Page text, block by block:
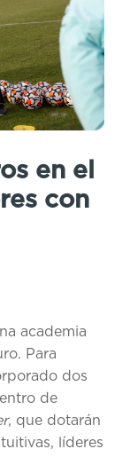
en el
con
academia
Para
dos
de
, que dotarán
líderes